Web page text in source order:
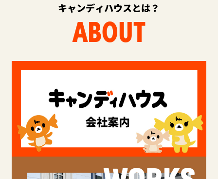
キャンディハウスとは？
ABOUT